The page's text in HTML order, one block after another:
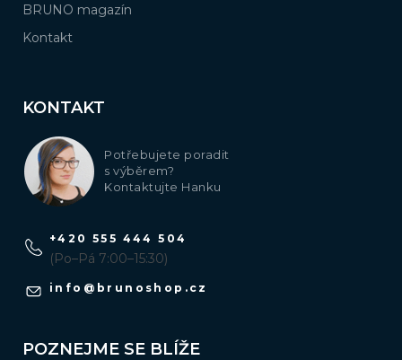
BRUNO magazín
Kontakt
KONTAKT
Potřebujete poradit
s výběrem?
Kontaktujte Hanku
info @ brunoshop.cz
+420 555 444 504
(Po–Pá 7:00–15:30)
POZNEJME SE BLÍŽE